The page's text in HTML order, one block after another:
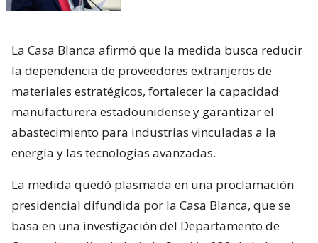
La Casa Blanca afirmó que la medida busca reducir
la dependencia de proveedores extranjeros de
materiales estratégicos, fortalecer la capacidad
manufacturera estadounidense y garantizar el
abastecimiento para industrias vinculadas a la
energía y las tecnologías avanzadas.
La medida quedó plasmada en una proclamación
presidencial difundida por la Casa Blanca, que se
basa en una investigación del Departamento de